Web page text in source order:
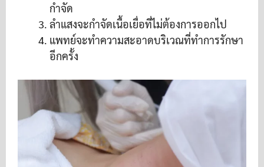
กำจัด
ลำแสงจะกำจัดเนื้อเยื่อที่ไม่ต้องการออกไป
แพทย์จะทำความสะอาดบริเวณที่ทำการรักษา
อีกครั้ง